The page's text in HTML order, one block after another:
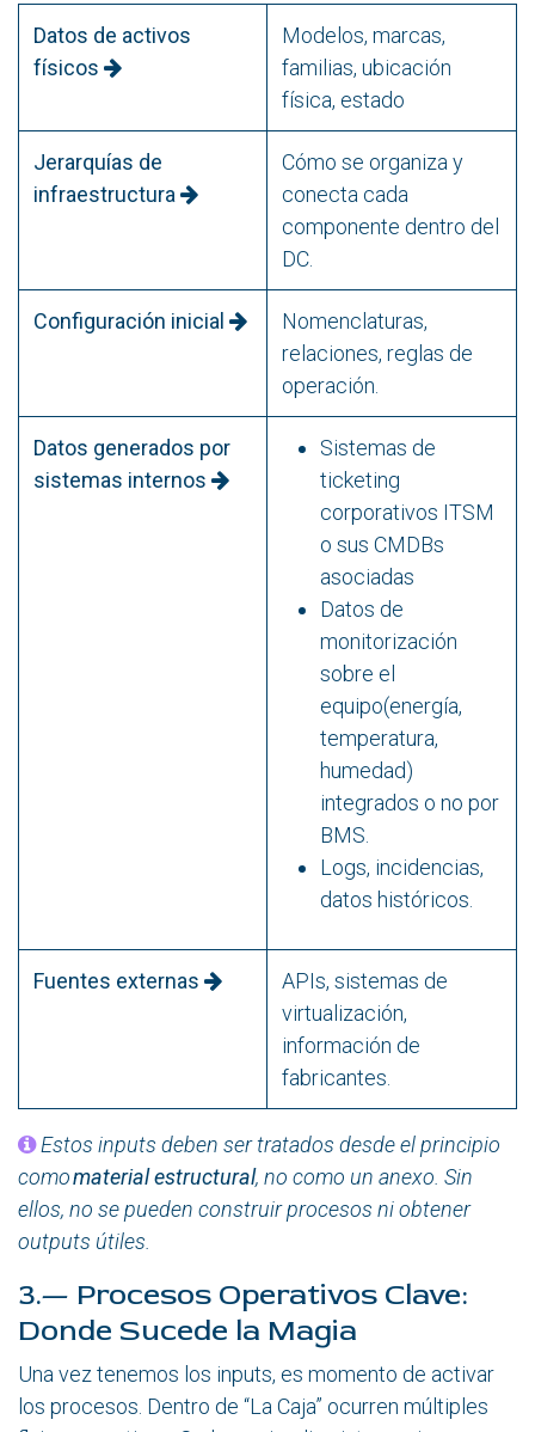
Datos de activos
físicos
Modelos, marcas,
familias, ubicación
física, estado
Jerarquías de
infraestructura
Cómo se organiza y
conecta cada
componente dentro del
DC.
Configuración inicial
Nomenclaturas,
relaciones, reglas de
operación.
Datos generados por
sistemas internos
Sistemas de
ticketing
corporativos ITSM
o sus CMDBs
asociadas
Datos de
monitorización
sobre el
equipo(energía,
temperatura,
humedad)
integrados o no por
BMS.
Logs, incidencias,
datos históricos.
Fuentes externas
APIs, sistemas de
virtualización,
información de
fabricantes.
Estos inputs deben ser tratados desde el principio
comomaterial estructural, no como un anexo. Sin
ellos, no se pueden construir procesos ni obtener
outputs útiles.
3.— Procesos Operativos Clave:
Donde Sucede la Magia
Una vez tenemos los inputs, es momento de activar
los procesos. Dentro de “La Caja” ocurren múltiples